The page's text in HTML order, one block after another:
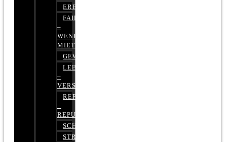
ERBRECHT
FAIRMIETEN
–
WENIGER
MIETE
GEWERBERECHT
LEBENSVERSICHERUNG
–
VERSICHERUNGSRECHT
REPUTATIONSRECHT
–
REPUTATIONSMANAGEMENT
SCHUFARECHT
STRAFRECHT